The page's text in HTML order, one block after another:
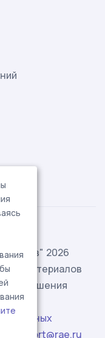
2026
материалов
разрешения
данных
support@rae.ru